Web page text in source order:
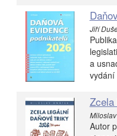
Jiří
a
vydání
Autor